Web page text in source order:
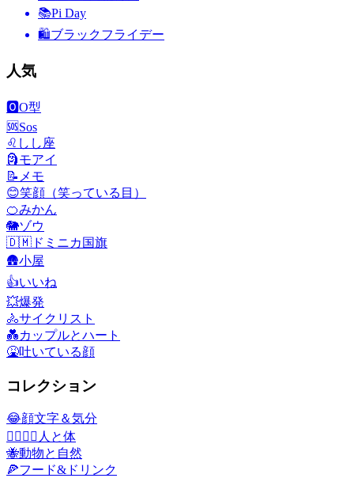
📚Pi Day
🛍ブラックフライデー
人気
🅾️O型
🆘Sos
♌ しし座
🗿モアイ
📝 メモ
😊笑顔（笑っている目）
🍊みかん
🐘ゾウ
🇩🇲 ドミニカ国旗
🛖小屋
👍いいね
💥爆発
🚴サイクリスト
💑カップルとハート
🤮吐いている顔
コレクション
😂顔文字＆気分
👩‍❤️‍💋‍👨 人と体
🐝動物と自然
🍕フード&ドリンク